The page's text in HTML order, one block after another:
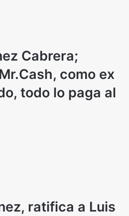
Cabrera;
como ex
todo lo paga al
ratifica a Luis